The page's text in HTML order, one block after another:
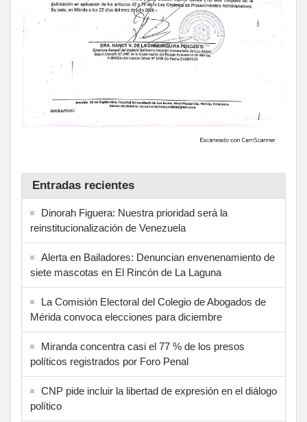
Entradas recientes
Dinorah Figuera: Nuestra prioridad será la
reinstitucionalización de Venezuela
Alerta en Bailadores: Denuncian envenenamiento de
siete mascotas en El Rincón de La Laguna
La Comisión Electoral del Colegio de Abogados de
Mérida convoca elecciones para diciembre
Miranda concentra casi el 77 % de los presos
políticos registrados por Foro Penal
CNP pide incluir la libertad de expresión en el diálogo
político